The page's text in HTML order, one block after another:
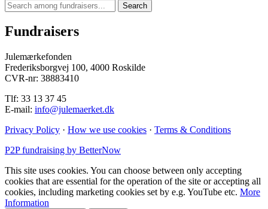
Search
Fundraisers
Julemærkefonden
Frederiksborgvej 100, 4000 Roskilde
CVR-nr: 38883410
Tlf: 33 13 37 45
E-mail: info@julemaerket.dk
Privacy Policy · How we use cookies · Terms & Conditions
P2P fundraising by BetterNow
This site uses cookies. You can choose between only accepting
cookies that are essential for the operation of the site or accepting all
cookies, including marketing cookies set by e.g. YouTube etc. More
Information